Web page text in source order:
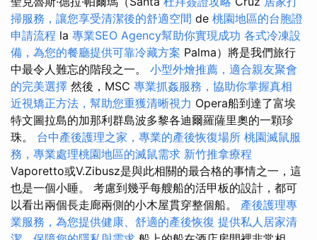
掃服務，讓您享受清潔後的舒適空間 de 桃園地區的台胞證
申請流程 la 專業SEO Agency幫助你實現成功 各式冷凍設
備，為您的餐廳提供可靠冷藏方案 Palma）將是我們旅行
中最令人難忘的階段之一。 小型外燴推薦，適合親友聚會
的完美選擇 然後，MSC 專業抓姦服務，協助你掌握真相
近視矯正方法，幫助您重獲清晰視力 Opera船到達了富埃
特文圖拉島的加那利群島波多黎各迪爾羅薩里奧的一顆珍
珠。 台中產後護理之家，專業的產後恢復場所 桃園滅鼠服
務，專業處理桃園地區的滅鼠需求 新竹推拿療程
Vaporetto或V.Zibusz是與此相關的最合格的事情之一，這
也是一個小睡。 考慮到幾乎每艘船的活甲板的設計，都可
以看出兩個長走廊兩側的小木屋貫穿整個船。 產後護理專
業服務，為您提供健康、舒適的產後恢復 提供私人居家清